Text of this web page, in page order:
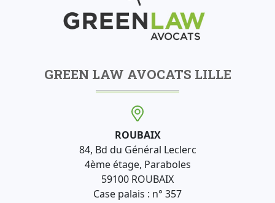
GREEN LAW AVOCATS LILLE
ROUBAIX
84, Bd du Général Leclerc
4ème étage, Paraboles
59100 ROUBAIX
Case palais : n° 357